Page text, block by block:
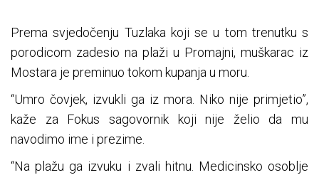
Prema svjedočenju Tuzlaka koji se u tom trenutku s
porodicom zadesio na plaži u Promajni, muškarac iz
Mostara je preminuo tokom kupanja u moru.
“Umro čovjek, izvukli ga iz mora. Niko nije primjetio”,
kaže za Fokus sagovornik koji nije želio da mu
navodimo ime i prezime.
“Na plažu ga izvuku i zvali hitnu. Medicinsko osoblje